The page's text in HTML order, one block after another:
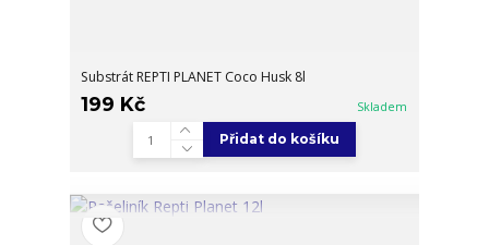
Substrát REPTI PLANET Coco Husk 8l
199 Kč Skladem
Přidat do košíku